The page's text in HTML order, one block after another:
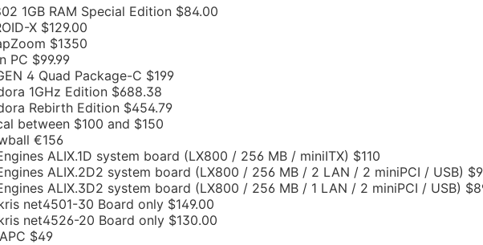
1GB RAM Special Edition $84.00
X $129.00
$1350
PC $99.99
4 Quad Package-C $199
1GHz Edition $688.38
Rebirth Edition $454.79
between $100 and $150
€156
ALIX.1D system board (LX800 / 256 MB / miniITX) $110
ALIX.2D2 system board (LX800 / 256 MB / 2 LAN / 2 miniPCI / USB)
ALIX.3D2 system board (LX800 / 256 MB / 1 LAN / 2 miniPCI / USB)
net4501-30 Board only $149.00
net4526-20 Board only $130.00
$49